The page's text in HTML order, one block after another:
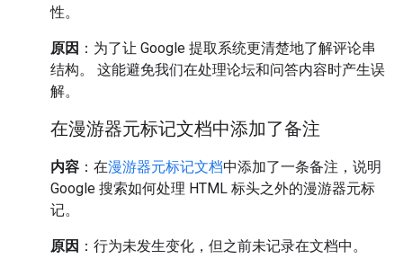
性。
原因 ：为了让 Google 提取系统更清楚地了解评论串
结构。 这能避免我们在处理论坛和问答内容时产生误
解。
在漫游器元标记文档中添加了备注
内容 ：在漫游器元标记文档中添加了一条备注，说明
Google 搜索如何处理 HTML 标头之外的漫游器元标
记。
原因 ：行为未发生变化，但之前未记录在文档中。